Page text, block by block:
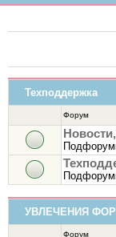
Техподдержка
Форум
УВЛЕЧЕНИЯ
Форум